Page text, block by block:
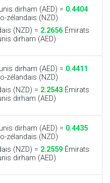
dirham (AED) = 0.4404
zélandais (NZD)
(NZD) = 2.2656 Émirats
dirham (AED)
dirham (AED) = 0.4411
zélandais (NZD)
(NZD) = 2.2543 Émirats
dirham (AED)
dirham (AED) = 0.4435
zélandais (NZD)
(NZD) = 2.2559 Émirats
dirham (AED)